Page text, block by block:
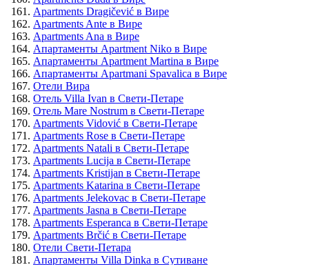
Apartments Dragičević в Вире
Apartments Ante в Вире
Apartments Ana в Вире
Апартаменты Apartment Niko в Вире
Апартаменты Apartment Martina в Вире
Апартаменты Apartmani Spavalica в Вире
Отели Вира
Отель Villa Ivan в Свети-Петаре
Отель Mare Nostrum в Свети-Петаре
Apartments Vidović в Свети-Петаре
Apartments Rose в Свети-Петаре
Apartments Natali в Свети-Петаре
Apartments Lucija в Свети-Петаре
Apartments Kristijan в Свети-Петаре
Apartments Katarina в Свети-Петаре
Apartments Jelekovac в Свети-Петаре
Apartments Jasna в Свети-Петаре
Apartments Esperanca в Свети-Петаре
Apartments Brčić в Свети-Петаре
Отели Свети-Петара
Апартаменты Villa Dinka в Сутиване